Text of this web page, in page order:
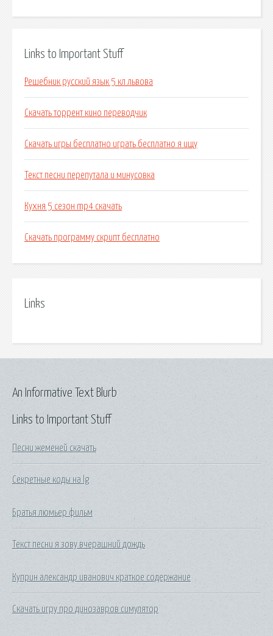
Links to Important Stuff
Решебник русский язык 5 кл львова
Скачать торрент кино переводчик
Скачать игры бесплатно играть бесплатно я ищу
Текст песни перепутала и минусовка
Кухня 5 сезон mp4 скачать
Скачать программу скрипт бесплатно
Links
Links to Important Stuff
Песни жеменей скачать
Секретные коды на lg
Братья люмьер фильм
Текст песни я зову вчерашний дождь
Куприн александр иванович краткое содержание
Скачать игру про динозавров симулятор
An Informative Text Blurb